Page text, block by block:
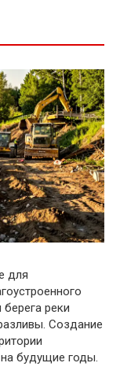
для
реки
Создание
будущие годы.